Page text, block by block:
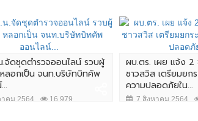
จัดชุดตำรวจออนไลน์ รวบผู้
ลอกเป็น จนท.บริษัทบิทคัพ
คม 2564 16,979
ผบ.ตร. เผย แจ้ง
ชาวสวิส เตรียมยก
ความปลอดภัยใน...
7 สิงหาคม 2564